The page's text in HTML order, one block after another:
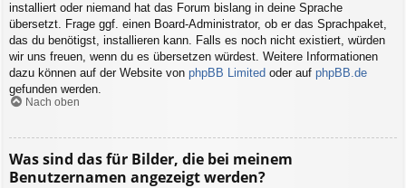
installiert oder niemand hat das Forum bislang in deine Sprache
übersetzt. Frage ggf. einen Board-Administrator, ob er das Sprachpaket,
das du benötigst, installieren kann. Falls es noch nicht existiert, würden
wir uns freuen, wenn du es übersetzen würdest. Weitere Informationen
dazu können auf der Website von phpBB Limited oder auf phpBB.de
gefunden werden.
Nach oben
Was sind das für Bilder, die bei meinem
Benutzernamen angezeigt werden?